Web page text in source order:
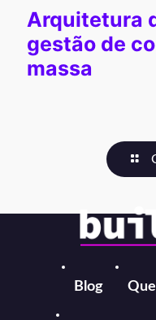
Arquitetura
gestão de
massa
Blog